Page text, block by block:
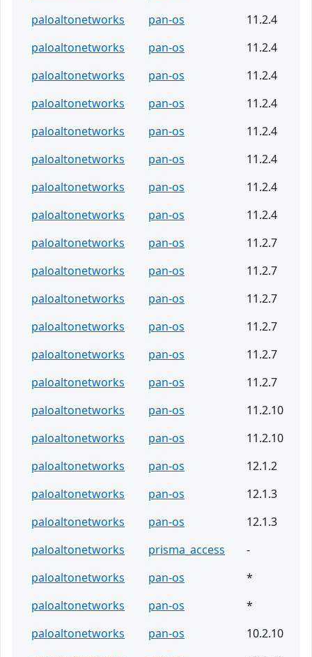
paloaltonetworks
pan-os
11.2.4
paloaltonetworks
pan-os
11.2.4
paloaltonetworks
pan-os
11.2.4
paloaltonetworks
pan-os
11.2.4
paloaltonetworks
pan-os
11.2.4
paloaltonetworks
pan-os
11.2.4
paloaltonetworks
pan-os
11.2.4
paloaltonetworks
pan-os
11.2.4
paloaltonetworks
pan-os
11.2.7
paloaltonetworks
pan-os
11.2.7
paloaltonetworks
pan-os
11.2.7
paloaltonetworks
pan-os
11.2.7
paloaltonetworks
pan-os
11.2.7
paloaltonetworks
pan-os
11.2.7
paloaltonetworks
pan-os
11.2.10
paloaltonetworks
pan-os
11.2.10
paloaltonetworks
pan-os
12.1.2
paloaltonetworks
pan-os
12.1.3
paloaltonetworks
pan-os
12.1.3
paloaltonetworks
prisma_access
-
paloaltonetworks
pan-os
*
paloaltonetworks
pan-os
*
paloaltonetworks
pan-os
10.2.10